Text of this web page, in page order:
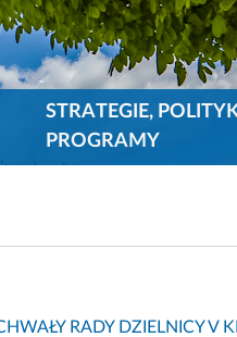
STRATEGIE,
PROGRAMY
RADY DZIELNICY V